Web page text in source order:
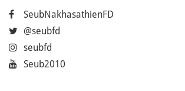
SeubNakhasathienFD
@seubfd
seubfd
Seub2010